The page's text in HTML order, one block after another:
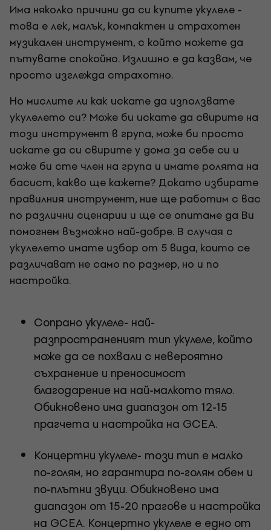
Има няколко причини да си купите укулеле -
това е лек, малък, компактен и страхотен
музикален инструмент, с който можете да
пътувате спокойно. Излишно е да казвам, че
просто изглежда страхотно.
Но мислите ли как искате да използвате
укулелето си? Може би искате да свирите на
този инструмент в група, може би просто
искате да си свирите у дома за себе си и
може би сте член на група и имате ролята на
басист, какво ще кажете? Докато избирате
правилния инструмент, ние ще работим с вас
по различни сценарии и ще се опитаме да Ви
помогнем възможно най-добре. В случая с
укулелето имате избор от 5 вида, които се
различават не само по размер, но и по
настройка.
Сопрано укулеле- най-
разпространеният тип укулеле, който
може да се похвали с невероятно
съхранение и преносимост
благодарение на най-малкото тяло.
Обикновено има диапазон от 12-15
прагчета и настройка на GCEA.
Концертни укулеле- този тип е малко
по-голям, но гарантира по-голям обем и
по-плътни звуци. Обикновено има
диапазон от 15-20 прагове и настройка
на GCEA. Концертно укулеле е едно от